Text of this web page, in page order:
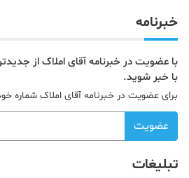
خبرنامه
با عضویت در خبرنامه آقای املاک از
با خبر شوید.
برای عضویت در خبرنامه آقای املاک شماره
عضویت
تبلیغات